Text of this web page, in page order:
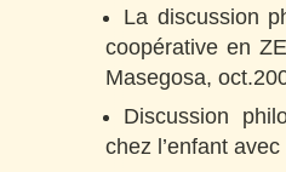
La discussion
coopérative en
Masegosa,
Discussion
chez l’enfant